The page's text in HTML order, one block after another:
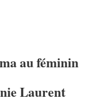
au féminin
Laurent